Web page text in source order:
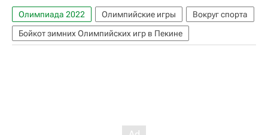
Олимпиада 2022 Олимпийские игры
Вокруг спорта
Бойкот зимних Олимпийских игр в Пекине